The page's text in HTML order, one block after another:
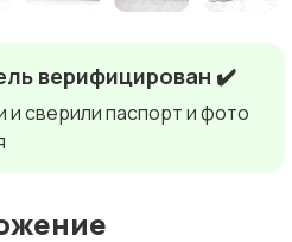
верифицирован ✔️
сверили паспорт и фото